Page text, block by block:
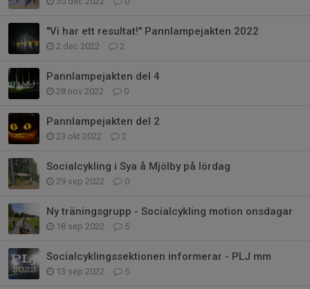
"Vi har ett resultat!" Pannlampejakten 2022
2 dec 2022 2
Pannlampejakten del 4
28 nov 2022 0
Pannlampejakten del 2
23 okt 2022 2
Socialcykling i Sya å Mjölby på lördag
29 sep 2022 0
Ny träningsgrupp - Socialcykling motion onsdagar
18 sep 2022 5
Socialcyklingssektionen informerar - PLJ mm
13 sep 2022 5